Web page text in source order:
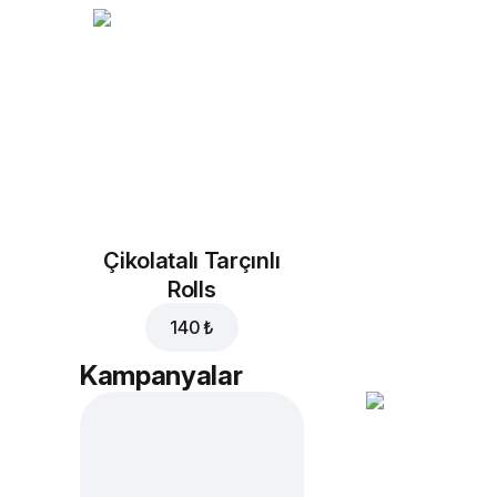
Çikolatalı Tarçınlı
Rolls
140 ₺
Kampanyalar